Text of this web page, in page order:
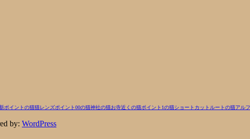
ポイントの猫猫レンズポイント00の猫神社の猫お寺近くの猫ポイント1の猫ショートカットルートの猫アルフ
by: WordPress